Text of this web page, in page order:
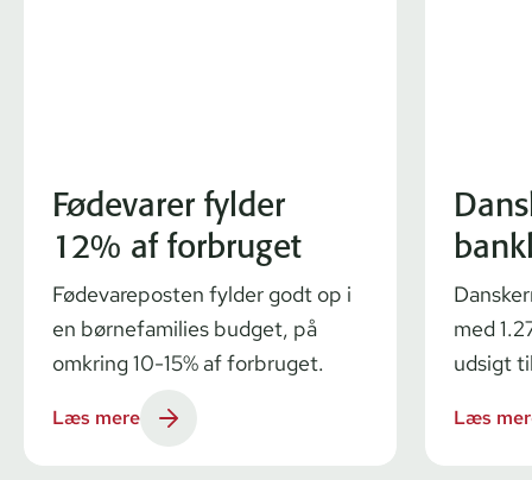
Fødevarer fylder
12% af forbruget
Fødevareposten fylder godt op i
en børnefamilies budget, på
omkring 10-15% af forbruget.
Læs mere
med
udsigt
Læs